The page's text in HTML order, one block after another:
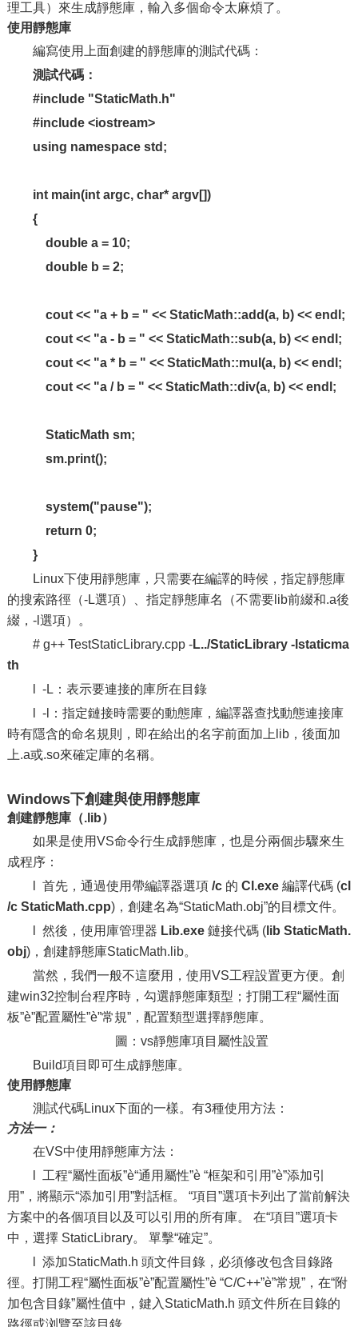
理工具）來生成靜態庫，輸入多個命令太麻煩了。
使用靜態庫
編寫使用上面創建的靜態庫的測試代碼：
測試代碼：
#include "StaticMath.h"
#include <iostream>
using namespace std;
int main(int argc, char* argv[])
{
double a = 10;
double b = 2;
cout << "a + b = " << StaticMath::add(a, b) << endl;
cout << "a - b = " << StaticMath::sub(a, b) << endl;
cout << "a * b = " << StaticMath::mul(a, b) << endl;
cout << "a / b = " << StaticMath::div(a, b) << endl;
StaticMath sm;
sm.print();
system("pause");
return 0;
}
Linux下使用靜態庫，只需要在編譯的時候，指定靜態庫
的搜索路徑（-L選項）、指定靜態庫名（不需要lib前綴和.a後
綴，-l選項）。
# g++ TestStaticLibrary.cpp -L../StaticLibrary -lstaticma
th
l -L：表示要連接的庫所在目錄
l -l：指定鏈接時需要的動態庫，編譯器查找動態連接庫
時有隱含的命名規則，即在給出的名字前面加上lib，後面加
上.a或.so來確定庫的名稱。
Windows下創建與使用靜態庫
創建靜態庫（.lib）
如果是使用VS命令行生成靜態庫，也是分兩個步驟來生
成程序：
l 首先，通過使用帶編譯器選項 /c的 Cl.exe編譯代碼 (cl
/c StaticMath.cpp)，創建名為“StaticMath.obj”的目標文件。
l 然後，使用庫管理器 Lib.exe鏈接代碼 (lib StaticMath.
obj)，創建靜態庫StaticMath.lib。
當然，我們一般不這麼用，使用VS工程設置更方便。創
建win32控制台程序時，勾選靜態庫類型；打開工程“屬性面
板”è”配置屬性”è”常規”，配置類型選擇靜態庫。
圖：vs靜態庫項目屬性設置
Build項目即可生成靜態庫。
使用靜態庫
測試代碼Linux下面的一樣。有3種使用方法：
方法一：
在VS中使用靜態庫方法：
l 工程“屬性面板”è“通用屬性”è “框架和引用”è”添加引
用”，將顯示“添加引用”對話框。 “項目”選項卡列出了當前解決
方案中的各個項目以及可以引用的所有庫。 在“項目”選項卡
中，選擇 StaticLibrary。 單擊“確定”。
l 添加StaticMath.h 頭文件目錄，必須修改包含目錄路
徑。打開工程“屬性面板”è”配置屬性”è “C/C++”è”常規”，在“附
加包含目錄”屬性值中，鍵入StaticMath.h 頭文件所在目錄的
路徑或浏覽至該目錄。